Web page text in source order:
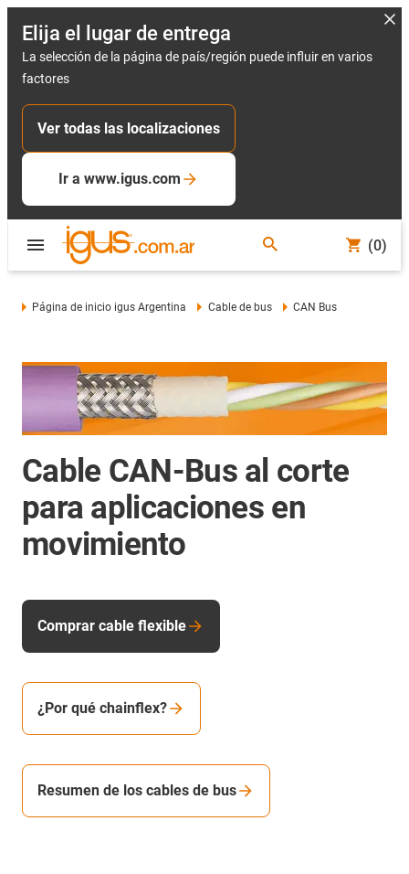
Elija el lugar de entrega
La selección de la página de país/región puede influir en varios
factores
Ver todas las localizaciones
Ir a www.igus.com
(0)
Página de inicio igus Argentina Cable de bus CAN Bus
Cable CAN-Bus al corte
para aplicaciones en
movimiento
Comprar cable flexible
¿Por qué chainflex?
Resumen de los cables de bus